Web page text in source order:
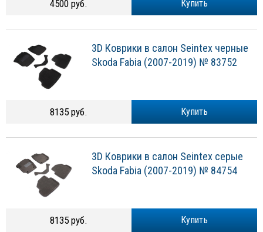
Купить
4500 руб.
3D Коврики в салон Seintex черные
Skoda Fabia (2007-2019) № 83752
Купить
8135 руб.
3D Коврики в салон Seintex серые
Skoda Fabia (2007-2019) № 84754
Купить
8135 руб.